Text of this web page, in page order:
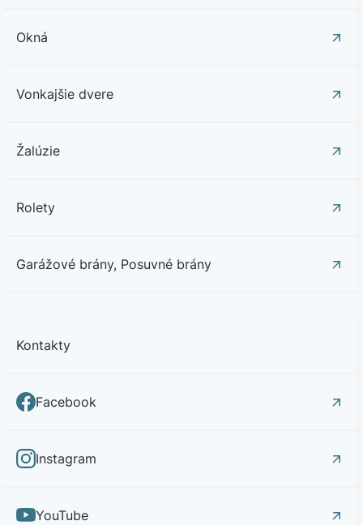
Okná
Vonkajšie dvere
Žalúzie
Rolety
Garážové brány, Posuvné brány
Kontakty
Facebook
Instagram
YouTube